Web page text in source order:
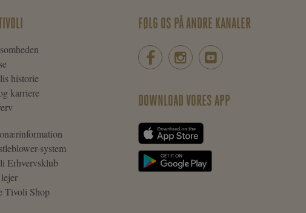
historie
karriere
system
Erhvervsklub
Tivoli Shop
FØLG OS PÅ ANDRE KANALER
DOWNLOAD VORES APP